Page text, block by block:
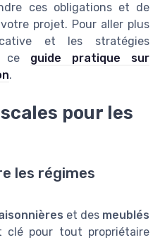
ces obligations et de
projet. Pour aller plus
et les stratégies
ce guide pratique sur
.
pour les
les régimes
et des meublés
clé pour tout propriétaire